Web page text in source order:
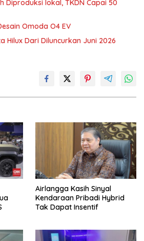
Diproduksi lokal, TKDN Capai 50
Omoda O4 EV
Hilux Dari Diluncurkan Juni 2026
Airlangga Kasih Sinyal
Kendaraan Pribadi Hybrid
Tak Dapat Insentif